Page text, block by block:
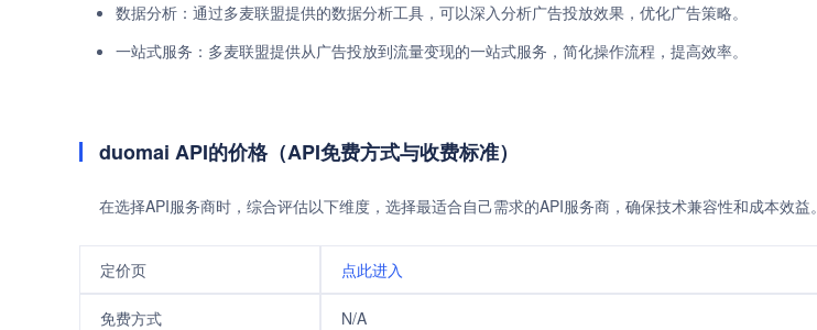
数据分析：通过多麦联盟提供的数据分析工具，可以深入分析广告投放效果，优化广告策略。
一站式服务：多麦联盟提供从广告投放到流量变现的一站式服务，简化操作流程，提高效率。
duomai API的价格（API免费方式与收费标准）
在选择API服务商时，综合评估以下维度，选择最适合自己需求的API服务商，确保技术兼容性和成本效益。
定价页 点此进入
免费方式 N/A